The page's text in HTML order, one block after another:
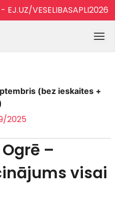
EJ.UZ/VESELIBASAPLI2026
(bez ieskaites +
2025
–
visai